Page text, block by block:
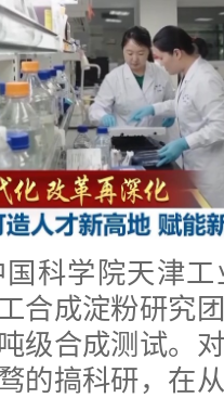
学院天津工
合成淀粉研究
级合成测试。
的搞科研，在